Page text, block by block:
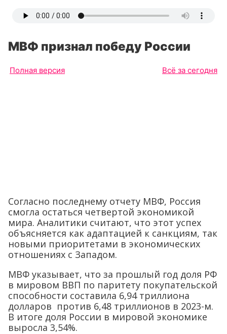
МВФ признал победу России
Полная версия Всё за сегодня
Согласно последнему отчету МВФ, Россия
смогла остаться четвертой экономикой
мира. Аналитики считают, что этот успех
объясняется как адаптацией к санкциям, так
новыми приоритетами в экономических
отношениях с Западом.
МВФ указывает, что за прошлый год доля РФ
в мировом ВВП по паритету покупательской
способности составила 6,94 триллиона
долларов против 6,48 триллионов в 2023-м.
В итоге доля России в мировой экономике
выросла 3,54%.